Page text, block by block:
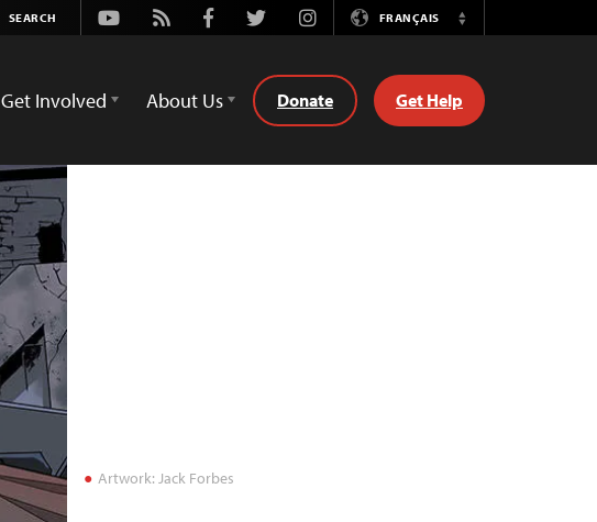
Youtube
Rss FacebookTwitterInstagramFRANÇAIS
Switch
Get Involved About Us Donate Get Help
Artwork: Jack Forbes